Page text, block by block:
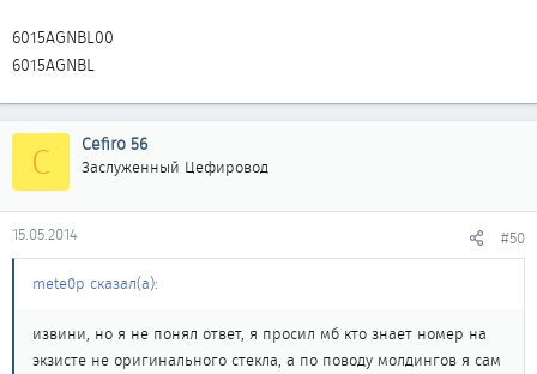
6015AGNBL00
6015AGNBL
C Cefiro 56
Заслуженный Цефировод
15.05.2014 #50
mete0p сказал(а):
извини, но я не понял ответ, я просил мб кто знает номер на
экзисте не оригинального стекла, а по поводу молдингов я сам